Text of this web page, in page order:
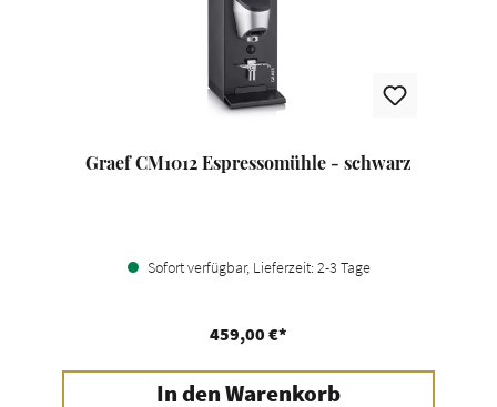
Graef CM1012 Espressomühle - schwarz
Sofort verfügbar, Lieferzeit: 2-3 Tage
459,00 €*
In den Warenkorb